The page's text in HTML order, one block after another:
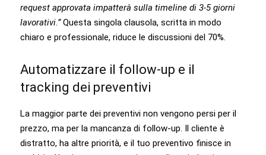
request approvata impatterà sulla timeline di 3-5 giorni
lavorativi.”Questa singola clausola, scritta in modo
chiaro e professionale, riduce le discussioni del 70%.
Automatizzare il follow-up e il
tracking dei preventivi
La maggior parte dei preventivi non vengono persi per il
prezzo, ma per la mancanza di follow-up. Il cliente è
distratto, ha altre priorità, e il tuo preventivo finisce in